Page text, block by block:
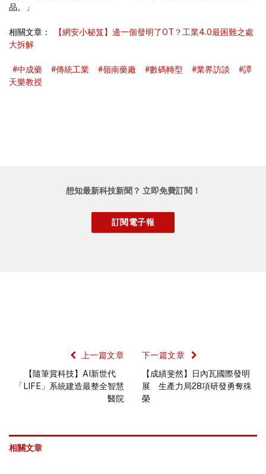
品。」
相關文章：
【網安小秘笈】邊一個發明了OT？工業4.0最困難之處
大拆解
#中成藥 #傳統工業 #嶺南藥廠 #數碼轉型 #業界訪談
#譚
天樂教授
想知最新科技新聞？ 立即免費訂閱！
上一篇文章
【隨筆賞科技】AI新世代
「LIFE」系統建造最整全智慧
醫院
下一篇文章
【成績斐然】日內瓦國際發明
展 生產力局28項研發勇奪殊
榮
相關文章